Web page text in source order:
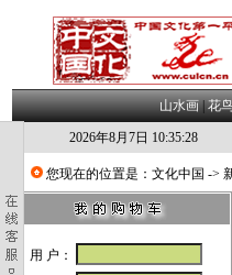
山水画|花
2026年8月7日 10:35:29
您现在的位置是： 文化中国 ->
用 户：